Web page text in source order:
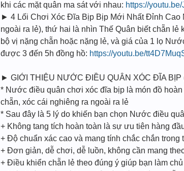
khi các mặt quân ma sát với nhau: https://
► 4 Lối Chơi Xóc Đĩa Bịp Bịp Mới Nhất Đỉnh Cao
ngoài ra lẻ), thứ hai là nhìn Thế Quân biết chẵn
bộ vị nặng chẵn hoặc nặng lẻ, và giá của 1 lọ
được 3 đến 5h đồng hồ: https://youtu.be/
► GIỚI THIỆU NƯỚC ĐIỀU QUÂN XÓC ĐĨA
* Nước điều quân chơi xóc đĩa bịp là món đồ
chẵn, xóc cái nghiêng ra ngoài ra lẻ
* Sau đây là 5 lý do khiến bạn chọn Nước điều
+ Không tang tích hoàn toàn là sự ưu tiên hàng
+ Độ chuẩn xác cao và mang tính chắc chắn trong
+ Đơn giản, dễ chơi, dễ luồn, không cần mang
+ Điều khiển chẵn lẻ theo đúng ý giúp bạn làm